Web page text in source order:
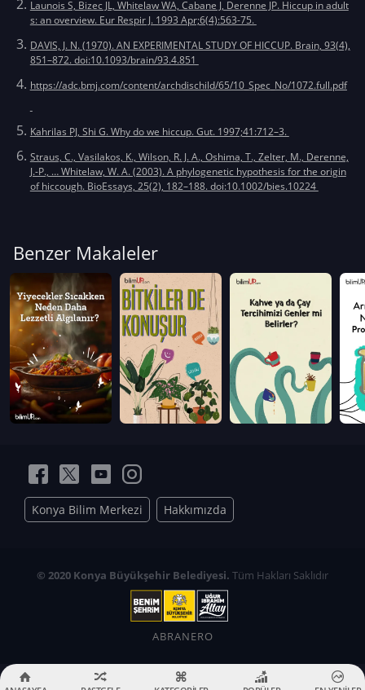
Launois S, Bizec JL, Whitelaw WA, Cabane J, Derenne JP. Hiccup in adult
s: an overview. Eur Respir J. 1993 Apr;6(4):563-75.
DAVIS, J. N. (1970). AN EXPERIMENTAL STUDY OF HICCUP. Brain, 93(4),
851–872. doi:10.1093/brain/93.4.851
https://adc.bmj.com/content/archdischild/65/10_Spec_No/1072.full.pdf
Kahrilas PJ, Shi G. Why do we hiccup. Gut. 1997;41:712–3.
Straus, C., Vasilakos, K., Wilson, R. J. A., Oshima, T., Zelter, M., Derenne,
J.-P., … Whitelaw, W. A. (2003). A phylogenetic hypothesis for the origin
of hiccough. BioEssays, 25(2), 182–188. doi:10.1002/bies.10224
Benzer Makaleler
Konya Bilim Merkezi Hakkımızda
© 2020 Konya Büyükşehir Belediyesi. Tüm Hakları Saklıdır
ABRANERO